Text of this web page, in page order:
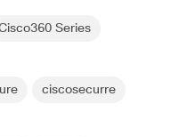
Series
ciscosecurre